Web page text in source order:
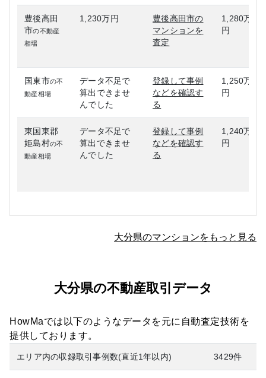
豊後高田
市の不動産
相場
1,230万円
豊後高田市の
マンションを
査定
1,280万
円
国東市の不
動産相場
データ不足で
算出できませ
んでした
登録して事例
などを確認す
る
1,250万
円
東国東郡
姫島村の不
動産相場
データ不足で
算出できませ
んでした
登録して事例
などを確認す
る
1,240万
円
大分県のマンションをもっと見る
大分県の不動産取引データ
HowMaでは以下のようなデータを元に自動査定技術を
提供しております。
エリア内の収録取引事例数(直近1年以内) 3429件